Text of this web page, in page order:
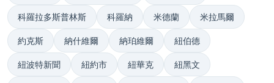
科羅拉多斯普林斯 科羅納 米德蘭 米拉馬爾
約克斯 納什維爾 納珀維爾 紐伯德
紐波特新聞 紐約市 紐華克 紐黑文